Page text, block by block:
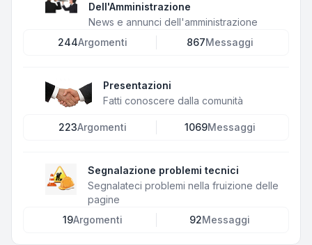
Dell'Amministrazione
News e annunci dell'amministrazione
244Argomenti 867Messaggi
Presentazioni
Fatti conoscere dalla comunità
223Argomenti 1069Messaggi
Segnalazione problemi tecnici
Segnalateci problemi nella fruizione delle
pagine
19Argomenti 92Messaggi